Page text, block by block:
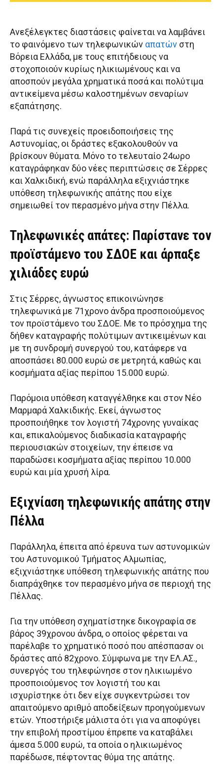
Ανεξέλεγκτες διαστάσεις φαίνεται να λαμβάνει
το φαινόμενο των τηλεφωνικών απατών στη
Βόρεια Ελλάδα, με τους επιτήδειους να
στοχοποιούν κυρίως ηλικιωμένους και να
αποσπούν μεγάλα χρηματικά ποσά και πολύτιμα
αντικείμενα μέσω καλοστημένων σεναρίων
εξαπάτησης.
Παρά τις συνεχείς προειδοποιήσεις της
Αστυνομίας, οι δράστες εξακολουθούν να
βρίσκουν θύματα. Μόνο το τελευταίο 24ωρο
καταγράφηκαν δύο νέες περιπτώσεις σε Σέρρες
και Χαλκιδική, ενώ παράλληλα εξιχνιάστηκε
υπόθεση τηλεφωνικής απάτης που είχε
σημειωθεί τον περασμένο μήνα στην Πέλλα.
Tηλεφωνικές απάτες: Παρίστανε τον
προϊστάμενο του ΣΔΟΕ και άρπαξε
χιλιάδες ευρώ
Στις Σέρρες, άγνωστος επικοινώνησε
τηλεφωνικά με 71χρονο άνδρα προσποιούμενος
τον προϊστάμενο του ΣΔΟΕ. Με το πρόσχημα της
δήθεν καταγραφής πολύτιμων αντικειμένων και
με τη συνδρομή συνεργού του, κατάφερε να
αποσπάσει 80.000 ευρώ σε μετρητά, καθώς και
κοσμήματα αξίας περίπου 15.000 ευρώ.
Παρόμοια υπόθεση καταγγέλθηκε και στον Νέο
Μαρμαρά Χαλκιδικής. Εκεί, άγνωστος
προσποιήθηκε τον λογιστή 74χρονης γυναίκας
και, επικαλούμενος διαδικασία καταγραφής
περιουσιακών στοιχείων, την έπεισε να
παραδώσει κοσμήματα αξίας περίπου 10.000
ευρώ και μία χρυσή λίρα.
Εξιχνίαση τηλεφωνικής απάτης στην
Πέλλα
Παράλληλα, έπειτα από έρευνα των αστυνομικών
του Αστυνομικού Τμήματος Αλμωπίας,
εξιχνιάστηκε υπόθεση τηλεφωνικής απάτης που
διαπράχθηκε τον περασμένο μήνα σε περιοχή της
Πέλλας.
Για την υπόθεση σχηματίστηκε δικογραφία σε
βάρος 39χρονου άνδρα, ο οποίος φέρεται να
παρέλαβε το χρηματικό ποσό που απέσπασαν οι
δράστες από 82χρονο. Σύμφωνα με την ΕΛ.ΑΣ.,
συνεργός του τηλεφώνησε στον ηλικιωμένο
προσποιούμενος τον λογιστή του και
ισχυρίστηκε ότι δεν είχε συγκεντρώσει τον
απαιτούμενο αριθμό αποδείξεων προηγούμενων
ετών. Υποστήριξε μάλιστα ότι για να αποφύγει
την επιβολή προστίμου έπρεπε να καταβάλει
άμεσα 5.000 ευρώ, τα οποία ο ηλικιωμένος
παρέδωσε, πέφτοντας θύμα της απάτης.